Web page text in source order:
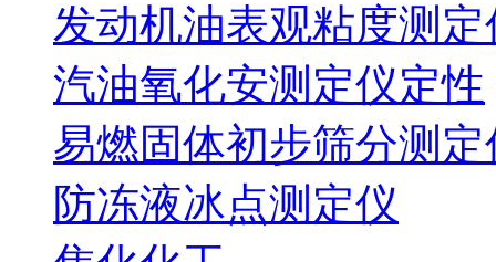
发动机油表观粘度测定
汽油氧化安测定仪定性
易燃固体初步筛分测定
防冻液冰点测定仪